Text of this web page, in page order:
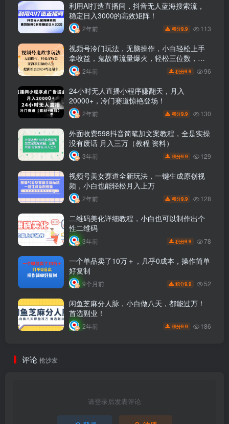
利用AI打造直播间，抖音无人蓝海搜索流，
稳定日入3000的高效矩阵！
2年前 积分9.9 113
视频号冷门玩法，无脑操作，小白轻松上手
拿收益，鬼故事流量爆火，轻松三位数，
2024实现弯道超车
2年前 积分9.9 96
24小时无人直播小程序赚翻天，月入
20000+，冷门赛道惊艳登场！
2年前 积分9.9 130
外面收费598抖音简笔加文案教程，全是实操
没有废话 月入三万（教程 资料）
3年前 积分9.9 129
视频号美女赛道全新玩法，一键生成原创视
频，小白也能轻松月入上万
2年前 积分9.9 128
二维码美化详细教程，小白也可以制作出个
性二维码
3年前 积分9.9 78
一个单品卖了10万＋，几乎0成本，操作简单
好复制
9个月前 积分9.9 52
闲鱼芝麻分人脉，小白做八天，都能过万！
首选副业！
2年前 积分9.9 186
评论 抢沙发
请登录后发表评论